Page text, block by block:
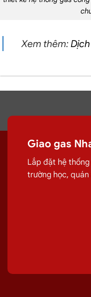
Xem thêm:
Giao gas
Lắp đặt hệ
trường học, quán